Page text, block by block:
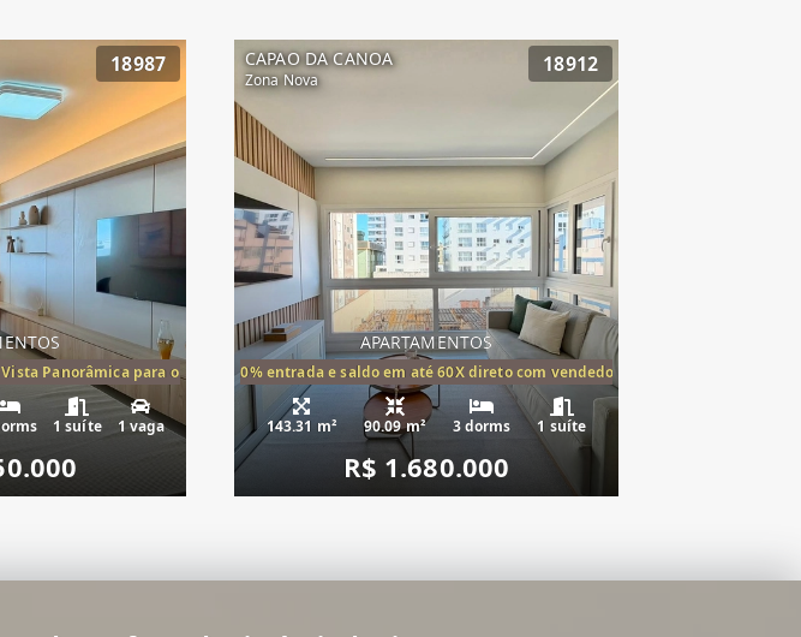
18987
Panorâmica para o Mar, 2 Dormitórios,(1suíte)
1 suíte 1 vaga
CAPAO DA CANOA
Zona Nova
18912
APARTAMENTOS
20% entrada e saldo em até 60X direto com vendedor
143.31 m² 90.09 m² 3 dorms 1 suíte
R$ 1.680.000